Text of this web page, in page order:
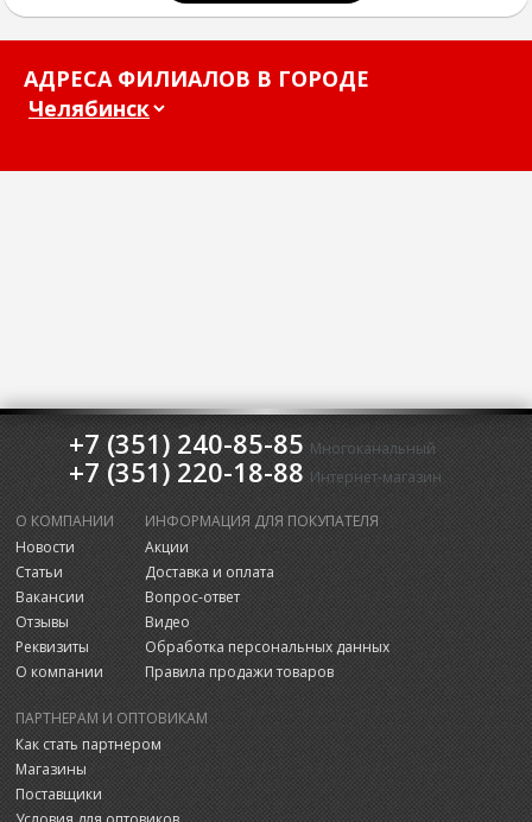
АДРЕСА ФИЛИАЛОВ В ГОРОДЕ
+7 (351) 240-85-85 Многоканальный
+7 (351) 220-18-88 Интернет-магазин
О КОМПАНИИ
Новости
Статьи
Вакансии
Отзывы
Реквизиты
О компании
ИНФОРМАЦИЯ ДЛЯ ПОКУПАТЕЛЯ
Акции
Доставка и оплата
Вопрос-ответ
Видео
Обработка персональных данных
Правила продажи товаров
ПАРТНЕРАМ И ОПТОВИКАМ
Как стать партнером
Магазины
Поставщики